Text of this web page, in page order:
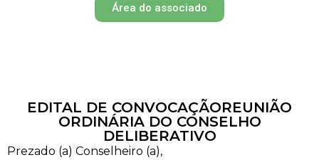
Área do associado
EDITAL DE CONVOCAÇÃOREUNIÃO
ORDINÁRIA DO CONSELHO
DELIBERATIVO
Prezado (a) Conselheiro (a),